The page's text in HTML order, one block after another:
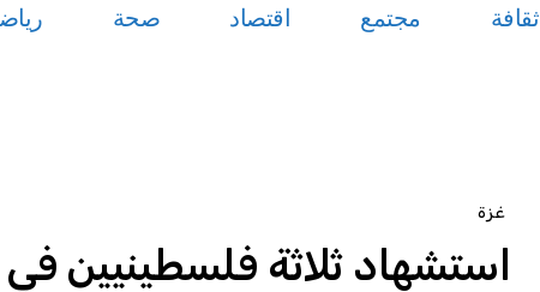
ثقافة مجتمع اقتصاد صحة
غزة
استشهاد ثلاثة فلسطينيين